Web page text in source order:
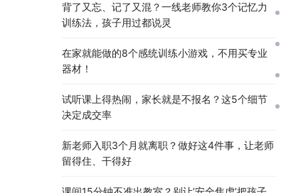
背了又忘、记了又混？一线老师教你3个记忆力
训练法，孩子用过都说灵
在家就能做的8个感统训练小游戏，不用买专业
器材！
试听课上得热闹，家长就是不报名？这5个细节
决定成交率
新老师入职3个月就离职？做好这4件事，让老师
留得住、干得好